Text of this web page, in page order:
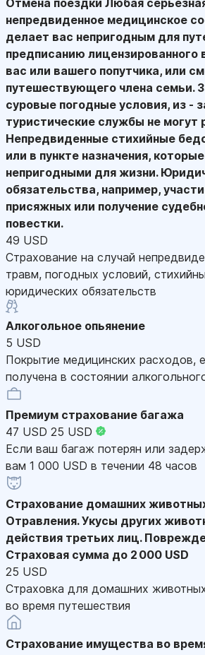
непредвиденное медицинское
делает вас непригодным для
предписанию лицензированного
вас или вашего попутчика, или
путешествующего члена семьи.
суровые погодные условия, из -
туристические службы не могут
Непредвиденные стихийные
или в пункте назначения,
непригодными для жизни.
обязательства, например,
присяжных или получение
повестки.
49 USD
Страхование на случай
травм, погодных условий,
юридических обязательств
Алкогольное опьянение
5 USD
Покрытие медицинских расходов,
получена в состоянии
Премиум страхование багажа
47 USD 25 USD
Если ваш багаж потерян или
вам 1 000 USD в течении 48 часов
Страхование домашних
Отравления. Укусы других
действия третьих лиц.
Страховая сумма до 2 000 USD
25 USD
Страховка для домашних
во время путешествия
Страхование имущества во